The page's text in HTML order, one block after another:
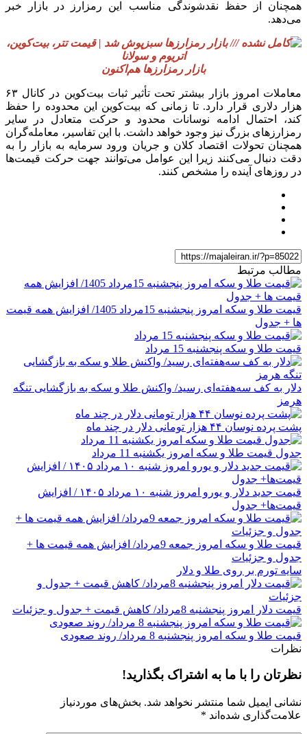
همچنان از حفظ نقدشوندگی مناسب این رمزارز در بازار خبر
می‌دهد.
بازار رمزارزها هم‌اکنون
معاملات امروز بازار بیشتر تحت تأثیر ثبات بیت‌کوین در کانال ۶۳
هزار دلاری قرار دارد. تا زمانی که بیت‌کوین این محدوده را حفظ
کند، احتمال ادامه نوسانات محدود و حرکت متعادل در سایر
رمزارزهای بزرگ نیز وجود خواهد داشت. با این تفاسیر، معامله‌گران
همچنان تحولات اقتصاد کلان و جریان ورود سرمایه به بازار را به
دقت دنبال می‌کنند زیرا این عوامل می‌توانند جهت حرکت قیمت‌ها
در روزهای آینده را مشخص کنند.
مطالب مرتبط
قیمت طلا و سکه امروز پنجشنبه 15مرداد 1405/ افزایش همه قیمت
ها + جدول
قیمت طلا و سکه پنجشنبه 15 مرداد
دلار به کف سه‌هفته‌ای رسید/ واکنش طلا و سکه به بازگشایی تنگه
هرمز
پشت پرده نوسان ۴۴ هزار تومانی دلار در چند ماه
جدول قیمت طلا و سکه امروز یکشنبه 11 مرداد
قیمت جدید دلار و یورو امروز شنبه ۱۰ مرداد ۱۴۰۵ / افزایش
قیمت‌ها+ جدول
قیمت طلا و سکه امروز جمعه 9مرداد/ افزایش همه قیمت ها +
جدول و جزئیات
سایه تورم بر روی طلا و دلار
قیمت دلار امروز پنجشنبه 8مرداد/ کاهش قیمت + جدول و جزئیات
قیمت طلا و سکه امروز پنجشنبه 8 مرداد/ روند صعودی
نظرات
نظرتان را با ما به اشتراک بگذارید!
نشانی ایمیل شما منتشر نخواهد شد. بخش‌های موردنیاز
علامت‌گذاری شده‌اند *